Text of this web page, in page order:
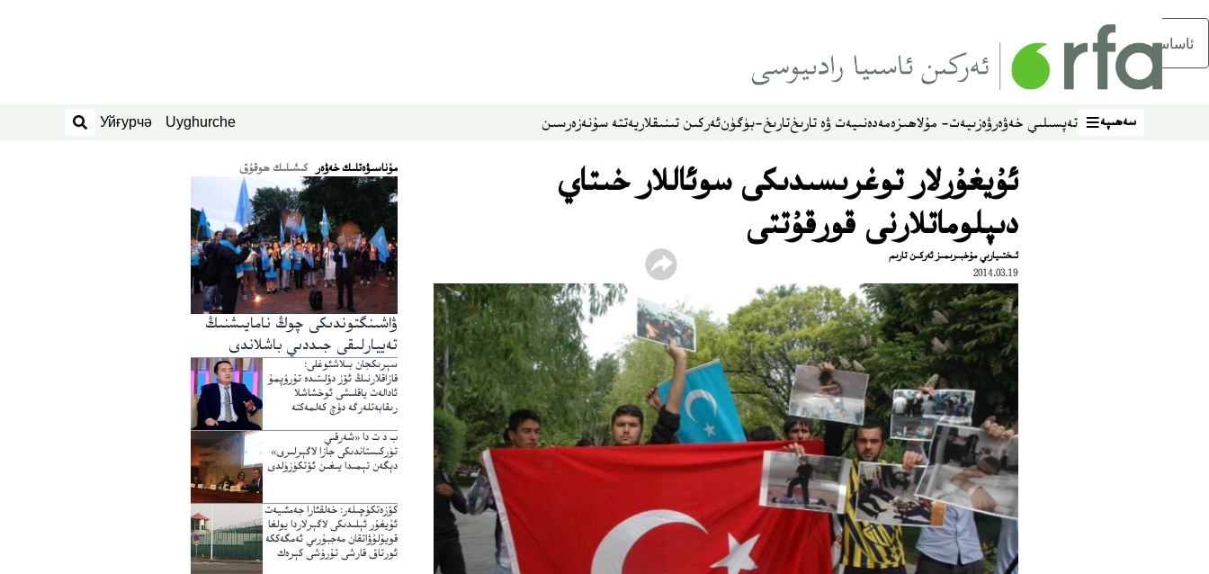
ئاساسلىق مەزمۇنغا ئاتلاڭ
سەھىپە
سەھىپە تەپسىلىي خەۋەرۋەزىيەت- مۇلاھىزەمەدەنىيەت ۋە تارىختارىخ-بۈگۈنئەركىن تىنىقلاريەتتە سۇنەزەرسىن Uyghurche
Уйғурчә
ئىزدەش
ئۇيغۇرلار توغرىسىدىكى سوئاللار خىتاي
دىپلوماتلارنى قورقۇتتى
ئىختىيارىي مۇخبىرىمىز ئەركىن تارىم
2014.03.19
ﻣﯘﻧﺎﺳﯩﯟﻩﺗﻠﯩﻚ ﺧﻪﯞﻩﺭ كىشىلىك ھوقۇق
ۋاشىنگتوندىكى چوڭ نامايىشنىڭ
تەييارلىقى جىددىي باشلاندى
سېرىكجان بىلاشئوغلى:
قازاقلارنىڭ ئۆز دۆلىتىدە تۇرۇپمۇ
ئادالەت ياقلىشى ئوخشاشلا
رىقابەتلەرگە دۇچ كەلمەكتە
ب د ت دا «شەرقىي
تۈركىستاندىكى جازا لاگېرلىرى»
دېگەن تېمىدا يىغىن ئۆتكۈزۈلدى
كۆزەتكۈچىلەر: خەلقئارا جەمئىيەت
ئۇيغۇر ئېلىدىكى لاگېرلاردا يولغا
قويۇلۇۋاتقان مەجبۇرىي ئەمگەككە
ئورتاق قارشى تۇرۇشى كېرەك